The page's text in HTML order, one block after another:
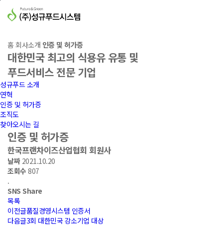
본문바로가기
대한민국 최고의 식용유 유통 및
홈 회사소개 인증 및 허가증
대한민국 최고의 식용유 유통 및
푸드서비스 전문 기업
성규푸드 소개
연혁
인증 및 허가증
조직도
찾아오시는 길
인증 및 허가증
한국프랜차이즈산업협회 회원사
날짜2021.10.20
조회수 807
.
SNS Share
목록
이전글품질경영시스템 인증서
다음글3회 대한민국 강소기업 대상